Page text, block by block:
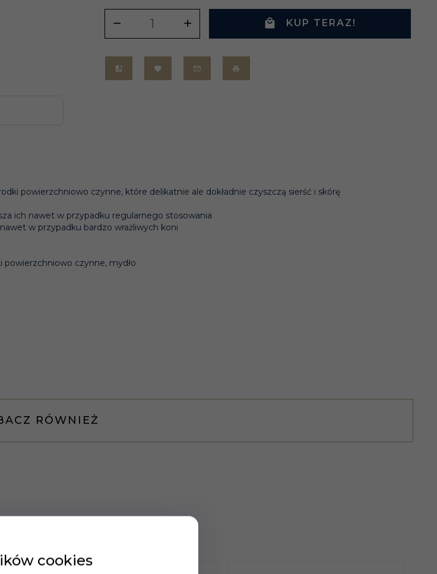
KUP TERAZ!
powierzchniowo czynne, które delikatnie ale dokładnie czyszczą sierść i skórę
ich nawet w przypadku regularnego stosowania
w przypadku bardzo wrażliwych koni
powierzchniowo czynne, mydło
RÓWNIEŻ
cookies